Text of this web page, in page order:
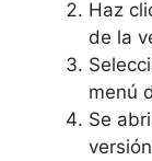
Haz
de la
menú
Se